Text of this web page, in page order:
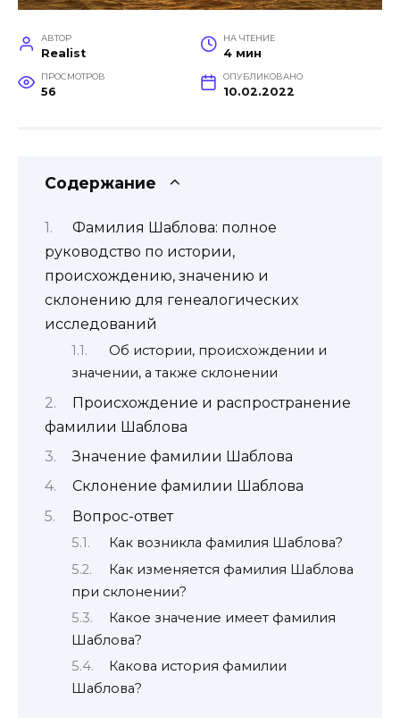
АВТОР
Realist
НА ЧТЕНИЕ
4 мин
ПРОСМОТРОВ
56
ОПУБЛИКОВАНО
10.02.2022
Содержание
Фамилия Шаблова: полное
руководство по истории,
происхождению, значению и
склонению для генеалогических
исследований
Об истории, происхождении и
значении, а также склонении
Происхождение и распространение
фамилии Шаблова
Значение фамилии Шаблова
Склонение фамилии Шаблова
Вопрос-ответ
Как возникла фамилия Шаблова?
Как изменяется фамилия Шаблова
при склонении?
Какое значение имеет фамилия
Шаблова?
Какова история фамилии
Шаблова?